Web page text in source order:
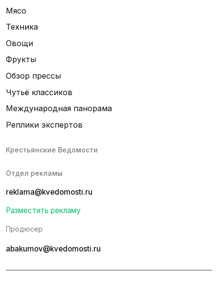
Мясо
Техника
Овощи
Фрукты
Обзор прессы
Чутьё классиков
Международная панорама
Реплики экспертов
Крестьянские Ведомости
Отдел рекламы
reklama@kvedomosti.ru
Разместить рекламу
Продюсер
abakumov@kvedomosti.ru